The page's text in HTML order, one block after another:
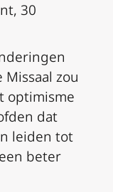
30
zou
optimisme
dat
leiden tot
beter